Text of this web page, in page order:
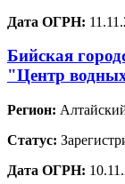
Дата ОГРН:
Бийская
"Центр
Регион:
Статус:
Дата ОГРН: